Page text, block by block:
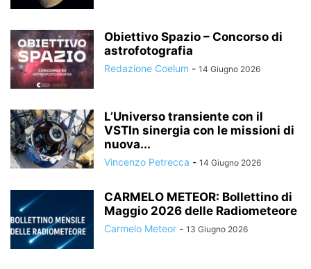
Obiettivo Spazio – Concorso di
astrofotografia
Redazione Coelum - 14 Giugno 2026
L’Universo transiente con il
VSTIn sinergia con le missioni di
nuova...
Vincenzo Petrecca - 14 Giugno 2026
CARMELO METEOR: Bollettino di
Maggio 2026 delle Radiometeore
Carmelo Meteor - 13 Giugno 2026